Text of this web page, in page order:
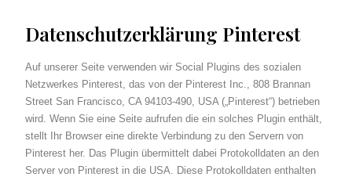
Datenschutzerklärung Pinterest
Auf unserer Seite verwenden wir Social Plugins des sozialen
Netzwerkes Pinterest, das von der Pinterest Inc., 808 Brannan
Street San Francisco, CA 94103-490, USA („Pinterest“) betrieben
wird. Wenn Sie eine Seite aufrufen die ein solches Plugin enthält,
stellt Ihr Browser eine direkte Verbindung zu den Servern von
Pinterest her. Das Plugin übermittelt dabei Protokolldaten an den
Server von Pinterest in die USA. Diese Protokolldaten enthalten